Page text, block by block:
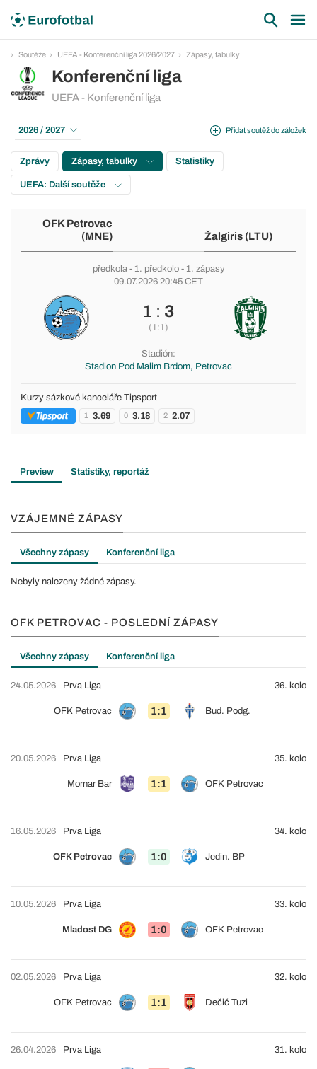
Soutěže UEFA - Konferenční liga 2026/2027 Zápasy, tabulky
Konferenční liga
UEFA - Konferenční liga
Přidat soutěž do záložek
2026 / 2027
Zprávy Zápasy, tabulky Statistiky
UEFA: Další soutěže
OFK Petrovac
(MNE)
Žalgiris (LTU)
předkola- 1. předkolo- 1. zápasy
09.07.2026 20:45 CET
1 : 3
(1:1)
Stadión:
Stadion Pod Malim Brdom, Petrovac
Kurzy sázkové kanceláře Tipsport
1 3.69 0 3.18 2 2.07
Preview Statistiky, reportáž
VZÁJEMNÉ ZÁPASY
Všechny zápasy Konferenční liga
Nebyly nalezeny žádné zápasy.
OFK PETROVAC - POSLEDNÍ ZÁPASY
Všechny zápasy Konferenční liga
24.05.2026
OFK Petrovac 1:1 Bud. Podg.
Prva Liga 36. kolo
20.05.2026
Mornar Bar 1:1 OFK Petrovac
Prva Liga 35. kolo
16.05.2026
OFK Petrovac 1:0 Jedin. BP
Prva Liga 34. kolo
10.05.2026
Mladost DG 1:0 OFK Petrovac
Prva Liga 33. kolo
02.05.2026
OFK Petrovac 1:1 Dečić Tuzi
Prva Liga 32. kolo
26.04.2026 Prva Liga 31. kolo